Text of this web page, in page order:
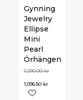
Gynning
Jewelry
Ellipse
Mini
Pearl
Örhängen
1,290.00kr
1,096.50 kr